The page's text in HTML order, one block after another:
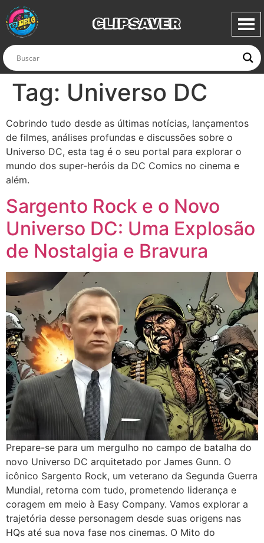
CLIPSAVER
Tag: Universo DC
Cobrindo tudo desde as últimas notícias, lançamentos
de filmes, análises profundas e discussões sobre o
Universo DC, esta tag é o seu portal para explorar o
mundo dos super-heróis da DC Comics no cinema e
além.
Sargento Rock e o Novo
Universo DC: Uma Explosão
de Nostalgia e Bravura
Prepare-se para um mergulho no campo de batalha do
novo Universo DC arquitetado por James Gunn. O
icônico Sargento Rock, um veterano da Segunda Guerra
Mundial, retorna com tudo, prometendo liderança e
coragem em meio à Easy Company. Vamos explorar a
trajetória desse personagem desde suas origens nas
HQs até sua nova fase nos cinemas. O Mito do